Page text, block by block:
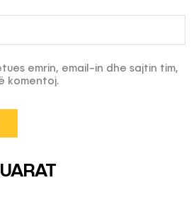
emrin, email-in dhe sajtin tim,
komentoj.